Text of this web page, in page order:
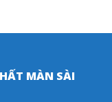
MÀN SÀI